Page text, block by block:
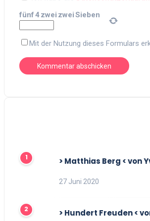
fünf4zwei zweiSieben
Mit der Nutzung dieses Formulars
> Matthias Berg < von
27 Juni 2020
> Hundert Freuden <